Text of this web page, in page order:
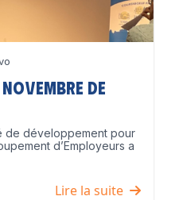
de
de développement pour
d’Employeurs a
Lire la suite